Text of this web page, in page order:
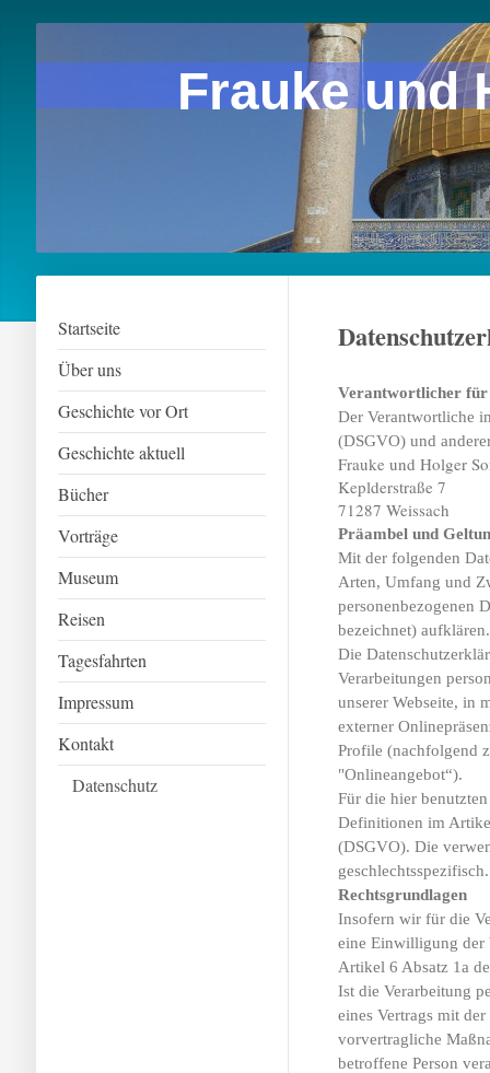
Frauke und
Startseite
Über uns
Geschichte vor Ort
Geschichte aktuell
Bücher
Vorträge
Museum
Reisen
Tagesfahrten
Impressum
Kontakt
Datenschutz
Verantwortlicher für
Der Verantwortliche
(DSGVO) und
Frauke und Holger
Keplderstraße 7
71287 Weissach
Präambel und
Mit der folgenden
Arten, Umfang und
personenbezogenen
bezeichnet)
Die
Verarbeitungen
unserer Webseite, in
externer
Profile (nachfolgend
"Onlineangebot“).
Für die hier
Definitionen im
(DSGVO). Die
geschlechtsspezifisch.
Rechtsgrundlagen
Insofern wir für die
eine Einwilligung der
Artikel 6 Absatz 1a
Ist die Verarbeitung
eines Vertrags mit
vorvertragliche
betroffene Person